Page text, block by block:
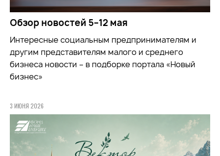
Обзор новостей 5–12 мая
Интересные социальным предпринимателям и
другим представителям малого и среднего
бизнеса новости – в подборке портала «Новый
бизнес»
3 ИЮНЯ 2026